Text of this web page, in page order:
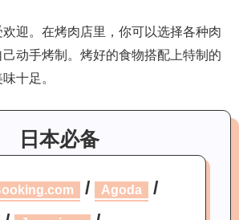
迎。在烤肉店里，你可以选择各种肉
动手烤制。烤好的食物搭配上特制的
十足。
日本必备
/ Agoda /